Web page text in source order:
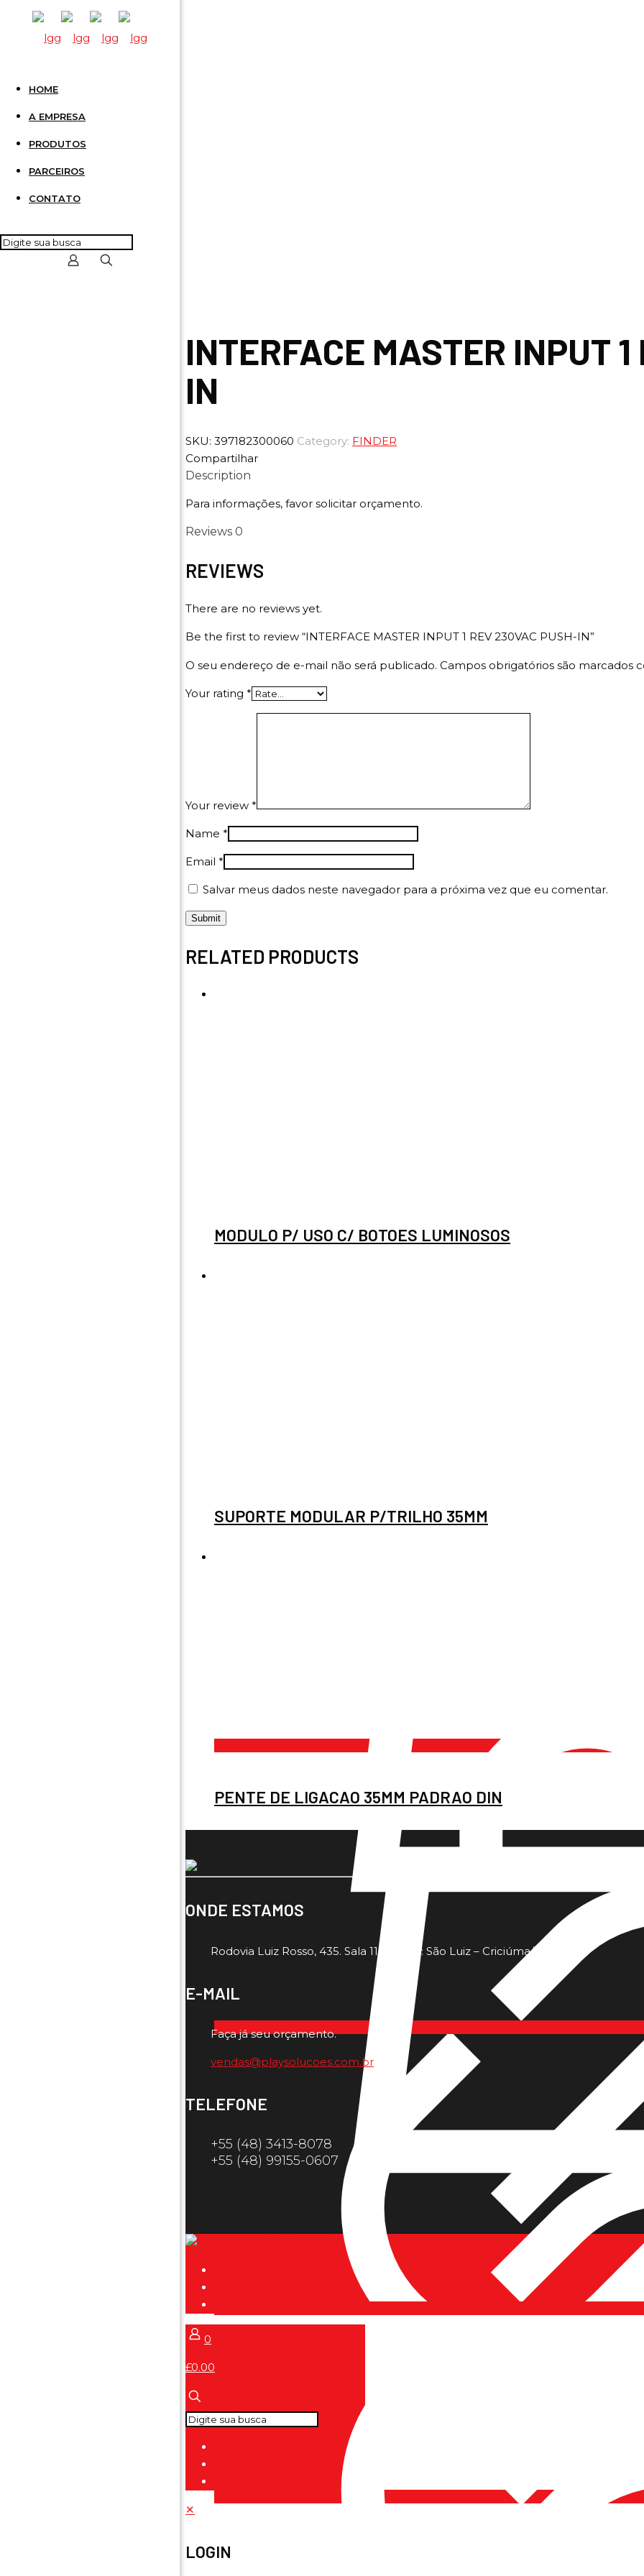
HOME
A EMPRESA
PRODUTOS
PARCEIROS
CONTATO
INTERFACE MASTER INPUT
IN
SKU: 397182300060 Category: FINDER
Compartilhar
Description
Para informações, favor solicitar orçamento.
Reviews 0
REVIEWS
There are no reviews yet.
Be the first to review “INTERFACE MASTER INPUT 1 REV 230VAC PUSH-IN”
O seu endereço de e-mail não será publicado. Campos obrigatórios são marcados
Your rating *
Your review *
Name *
Email *
Salvar meus dados neste navegador para a próxima vez que eu comentar.
RELATED PRODUCTS
MODULO P/ USO C/ BOTOES LUMINOSOS
SUPORTE MODULAR P/TRILHO 35MM
PENTE DE LIGACAO 35MM PADRAO DIN
ONDE ESTAMOS
Rodovia Luiz Rosso, 435. Sala 11 - Bairro: São Luiz – Criciúma/SC
E-MAIL
Faça já seu orçamento.
vendas@playsolucoes.com.br
TELEFONE
+55 (48) 3413-8078
+55 (48) 99155-0607
0
£0.00
✕
LOGIN